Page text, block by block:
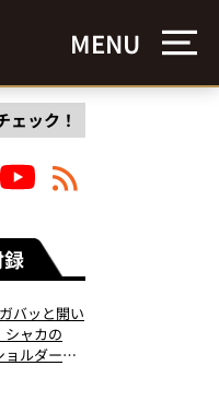
MENU
ェック！
バッと開い
シャカの
ョルダーバ